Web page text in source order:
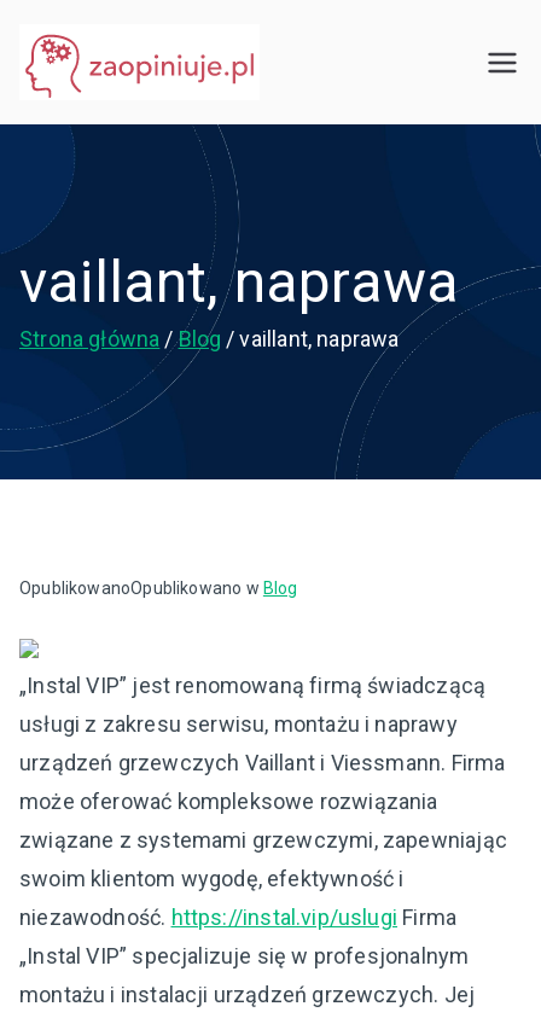
treści
vaillant, naprawa
Strona główna Blog vaillant, naprawa
OpublikowanoOpublikowano w Blog
„Instal VIP” jest renomowaną firmą świadczącą
usługi z zakresu serwisu, montażu i naprawy
urządzeń grzewczych Vaillant i Viessmann. Firma
może oferować kompleksowe rozwiązania
związane z systemami grzewczymi, zapewniając
swoim klientom wygodę, efektywność i
niezawodność. https://instal.vip/uslugi Firma
„Instal VIP” specjalizuje się w profesjonalnym
montażu i instalacji urządzeń grzewczych. Jej